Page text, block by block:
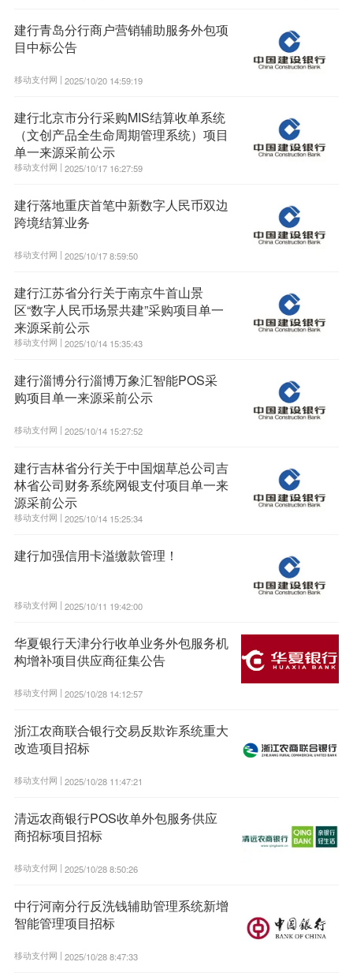
建行青岛分行商户营销辅助服务外包项
目中标公告
移动支付网 | 2025/10/20 14:59:19
建行北京市分行采购MIS结算收单系统
（文创产品全生命周期管理系统）项目
单一来源采前公示
移动支付网 | 2025/10/17 16:27:59
建行落地重庆首笔中新数字人民币双边
跨境结算业务
移动支付网 | 2025/10/17 8:59:50
建行江苏省分行关于南京牛首山景
区“数字人民币场景共建”采购项目单一
来源采前公示
移动支付网 | 2025/10/14 15:35:43
建行淄博分行淄博万象汇智能POS采
购项目单一来源采前公示
移动支付网 | 2025/10/14 15:27:52
建行吉林省分行关于中国烟草总公司吉
林省公司财务系统网银支付项目单一来
源采前公示
移动支付网 | 2025/10/14 15:25:34
建行加强信用卡溢缴款管理！
移动支付网 | 2025/10/11 19:42:00
华夏银行天津分行收单业务外包服务机
构增补项目供应商征集公告
移动支付网 | 2025/10/28 14:12:57
浙江农商联合银行交易反欺诈系统重大
改造项目招标
移动支付网 | 2025/10/28 11:47:21
清远农商银行POS收单外包服务供应
商招标项目招标
移动支付网 | 2025/10/28 8:50:26
中行河南分行反洗钱辅助管理系统新增
智能管理项目招标
移动支付网 | 2025/10/28 8:47:33